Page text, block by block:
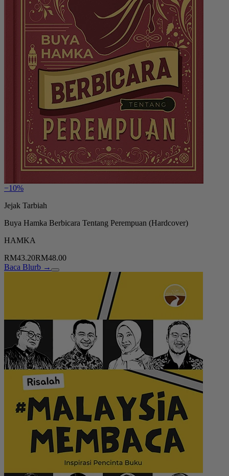
−10%
Jejak Tarbiah
Buya Hamka Berbicara Tentang Perempuan (Hardcover)
HAMKA
RM43.20RM48.00
Baca Blurb →